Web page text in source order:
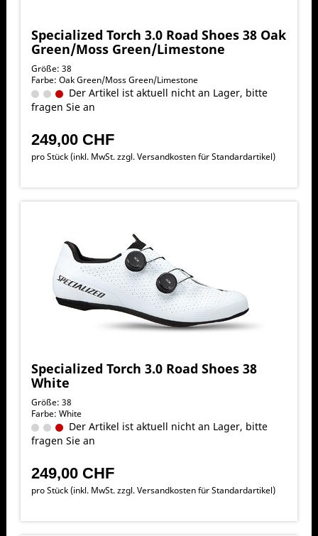
Specialized Torch 3.0 Road Shoes 38 Oak
Green/Moss Green/Limestone
Größe: 38
Farbe: Oak Green/Moss Green/Limestone
Der Artikel ist aktuell nicht an Lager, bitte
fragen Sie an
249,00 CHF
pro Stück (inkl. MwSt. zzgl.Versandkosten für Standardartikel)
Specialized Torch 3.0 Road Shoes 38
White
Größe: 38
Farbe: White
Der Artikel ist aktuell nicht an Lager, bitte
fragen Sie an
249,00 CHF
pro Stück (inkl. MwSt. zzgl.Versandkosten für Standardartikel)